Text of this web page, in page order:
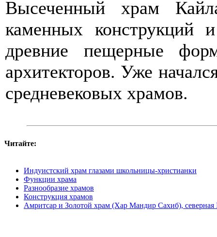
Высеченный храм
каменных конструкций
древние пещерные
архитекторов. Уже
средневековых храмов.
Читайте:
Индуистский храм глазами школьницы-христианки
Функции храма
Разнообразие храмов
Конструкция храмов
Амритсар и Золотой храм (Хар Мандир Сахиб),